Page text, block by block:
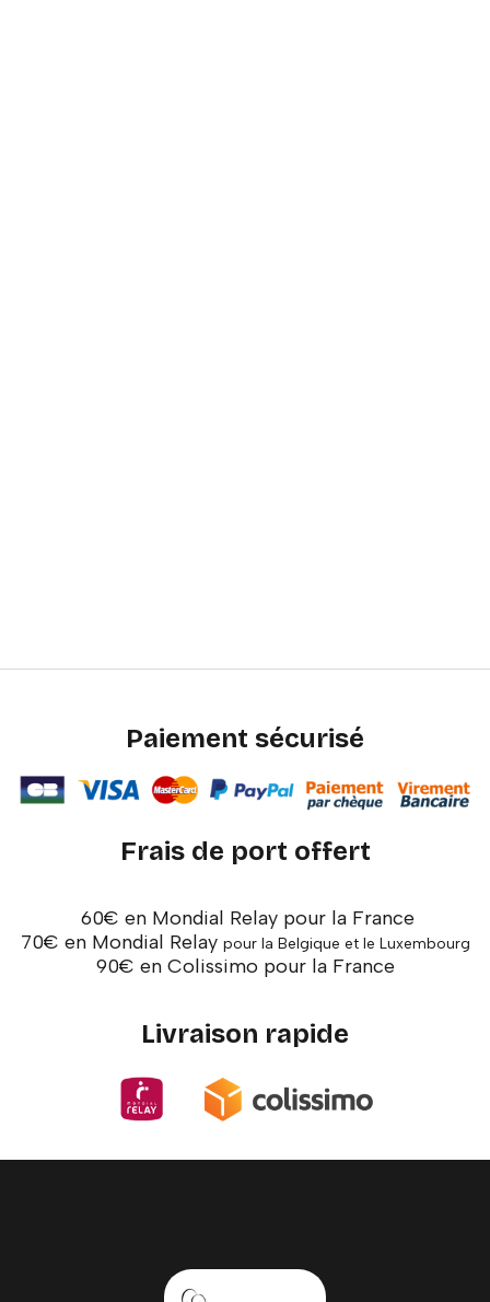
Paiement sécurisé
Frais de port offert
60€ en Mondial Relay pour la France
70€ en Mondial Relay pour la Belgique et le Luxembourg
90€ en Colissimo pour la France
Livraison rapide